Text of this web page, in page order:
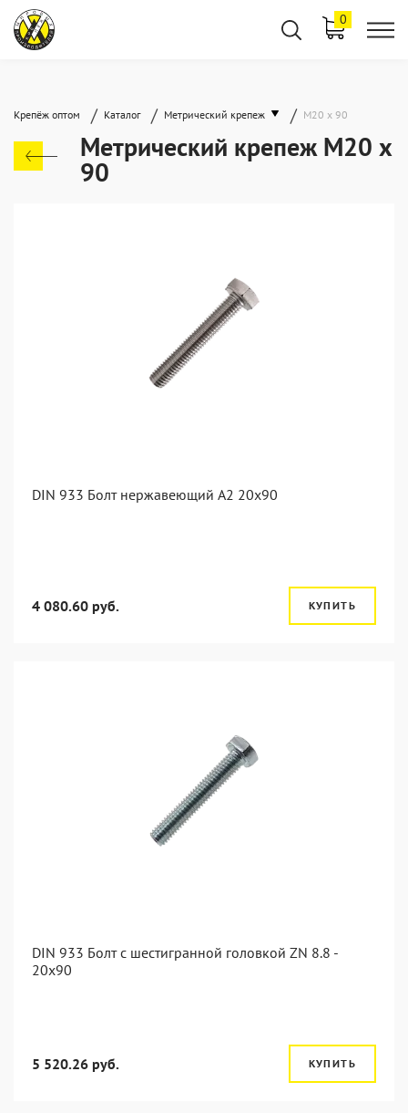
0
Крепёж оптом / Каталог / Метрический крепеж / М20 х 90
Метрический крепеж М20 х
90
DIN 933 Болт нержавеющий А2 20х90
4 080.60 руб. КУПИТЬ
DIN 933 Болт с шестигранной головкой ZN 8.8 -
20x90
5 520.26 руб. КУПИТЬ